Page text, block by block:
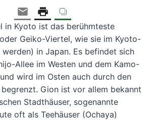
in Kyoto ist das berühmteste
Geiko-Viertel, wie sie im Kyoto-
in Japan. Es befindet sich
Allee im Westen und dem Kamo-
wird im Osten auch durch den
Gion ist vor allem bekannt
Stadthäuser, sogenannte
oft als Teehäuser (Ochaya)